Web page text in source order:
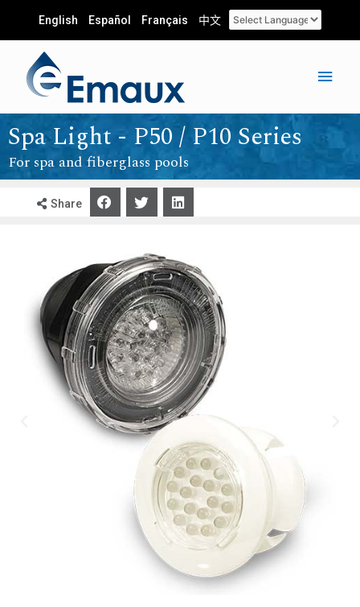
English Español Français 中文
Spa Light - P50 / P10 Series
For spa and fiberglass pools
Share